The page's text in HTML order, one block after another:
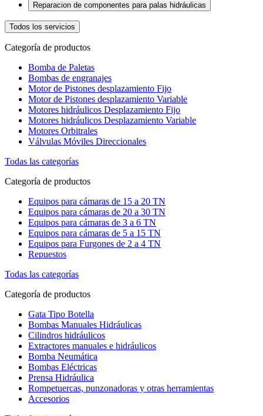
Reparacion de componentes para palas hidráulicas
Todos los servicios
Categoría de productos
Bomba de Paletas
Bombas de engranajes
Motor de Pistones desplazamiento Fijo
Motor de Pistones desplazamiento Variable
Motores hidráulicos Desplazamiento Fijo
Motores hidráulicos Desplazamiento Variable
Motores Orbitrales
Válvulas Móviles Direccionales
Todas las categorías
Categoría de productos
Equipos para cámaras de 15 a 20 TN
Equipos para cámaras de 20 a 30 TN
Equipos para cámaras de 3 a 6 TN
Equipos para cámaras de 5 a 15 TN
Equipos para Furgones de 2 a 4 TN
Repuestos
Todas las categorías
Categoría de productos
Gata Tipo Botella
Bombas Manuales Hidráulicas
Cilindros hidráulicos
Extractores manuales e hidráulicos
Bomba Neumática
Bombas Eléctricas
Prensa Hidráulica
Rompetuercas, punzonadoras y otras herramientas
Accesorios